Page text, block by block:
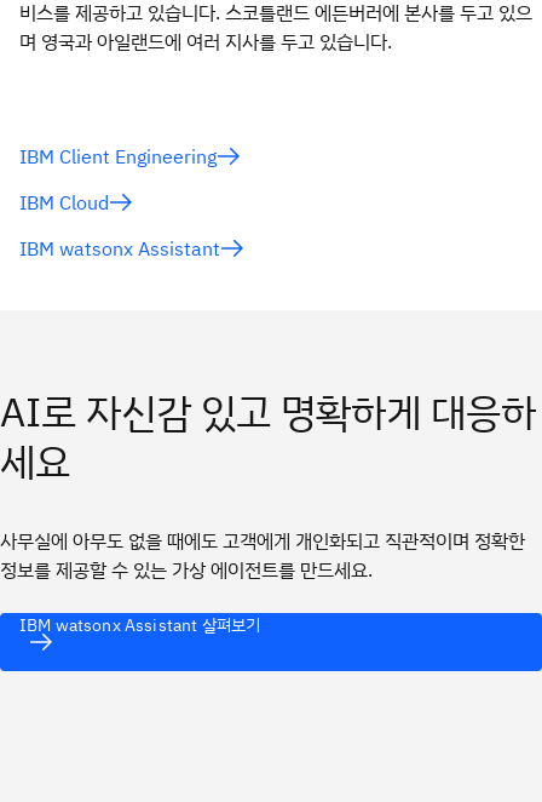
비스를 제공하고 있습니다. 스코틀랜드 에든버러에 본사를 두고 있으
며 영국과 아일랜드에 여러 지사를 두고 있습니다.
IBM Client Engineering
IBM Cloud
IBM watsonx Assistant
AI로 자신감 있고 명확하게 대응하
세요
사무실에 아무도 없을 때에도 고객에게 개인화되고 직관적이며 정확한
정보를 제공할 수 있는 가상 에이전트를 만드세요.
IBM watsonx Assistant 살펴보기